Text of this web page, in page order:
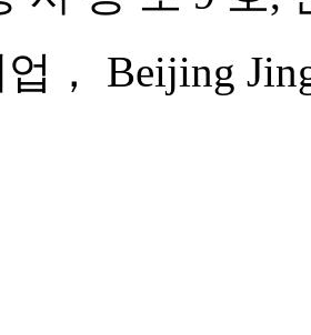
， Beijing